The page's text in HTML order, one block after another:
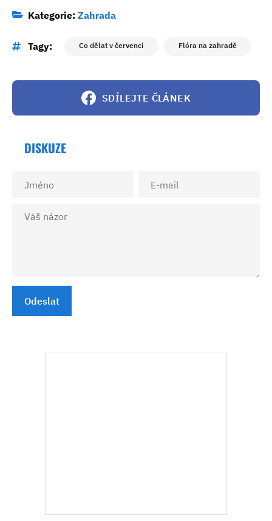
Kategorie: Zahrada
Tagy: Co dělat v červenci Flóra na zahradě
SDÍLEJTE ČLÁNEK
DISKUZE
Odeslat